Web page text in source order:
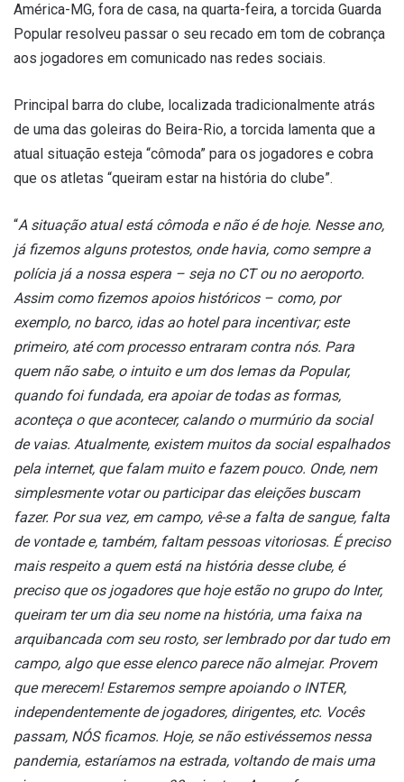
América-MG, fora de casa, na quarta-feira, a torcida Guarda
Popular resolveu passar o seu recado em tom de cobrança
aos jogadores em comunicado nas redes sociais.
Principal barra do clube, localizada tradicionalmente atrás
de uma das goleiras do Beira-Rio, a torcida lamenta que a
atual situação esteja “cômoda” para os jogadores e cobra
que os atletas “queiram estar na história do clube”.
“A situação atual está cômoda e não é de hoje. Nesse ano,
já fizemos alguns protestos, onde havia, como sempre a
polícia já a nossa espera – seja no CT ou no aeroporto.
Assim como fizemos apoios históricos – como, por
exemplo, no barco, idas ao hotel para incentivar; este
primeiro, até com processo entraram contra nós. Para
quem não sabe, o intuito e um dos lemas da Popular,
quando foi fundada, era apoiar de todas as formas,
aconteça o que acontecer, calando o murmúrio da social
de vaias. Atualmente, existem muitos da social espalhados
pela internet, que falam muito e fazem pouco. Onde, nem
simplesmente votar ou participar das eleições buscam
fazer. Por sua vez, em campo, vê-se a falta de sangue, falta
de vontade e, também, faltam pessoas vitoriosas. É preciso
mais respeito a quem está na história desse clube, é
preciso que os jogadores que hoje estão no grupo do Inter,
queiram ter um dia seu nome na história, uma faixa na
arquibancada com seu rosto, ser lembrado por dar tudo em
campo, algo que esse elenco parece não almejar. Provem
que merecem! Estaremos sempre apoiando o INTER,
independentemente de jogadores, dirigentes, etc. Vocês
passam, NÓS ficamos. Hoje, se não estivéssemos nessa
pandemia, estaríamos na estrada, voltando de mais uma